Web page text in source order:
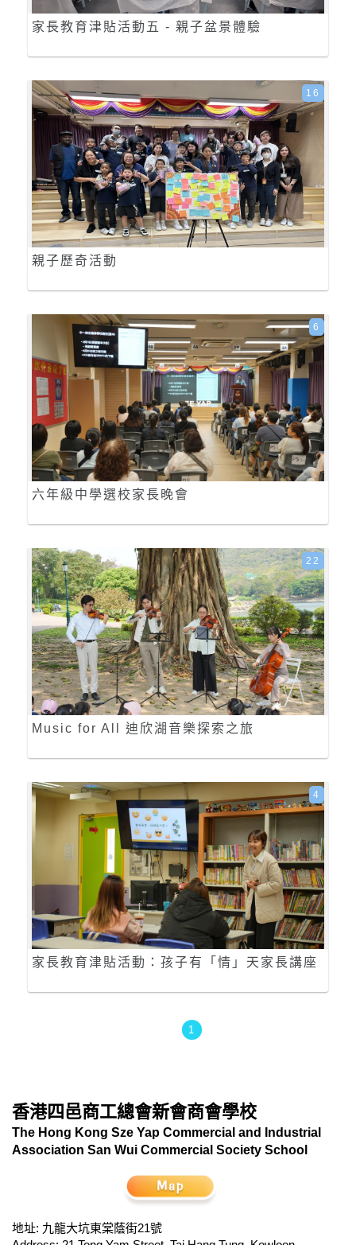
家長教育津貼活動五 - 親子盆景體驗
親子歷奇活動
16
六年級中學選校家長晚會
6
Music for All 迪欣湖音樂探索之旅
22
家長教育津貼活動：孩子有「情」天家長講座
4
1
香港四邑商工總會新會商會學校
The Hong Kong Sze Yap Commercial and Industrial
Association San Wui Commercial Society School
地址: 九龍大坑東棠蔭街21號